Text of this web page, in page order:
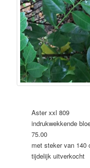
Aster xxl 809
indrukwekkende
75.00
met steker van 140
tijdelijk uitverkocht